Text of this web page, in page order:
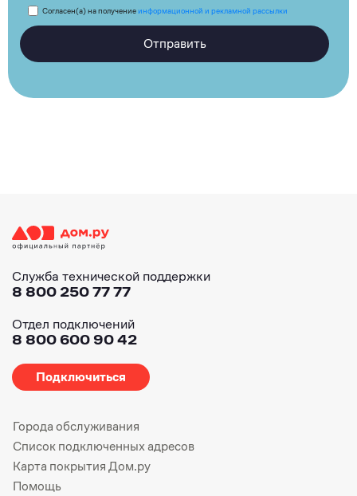
Согласен(а) на получениеинформационной и рекламной рассылки
Отправить
Служба технической поддержки
8 800 250 77 77
Отдел подключений
8 800 600 90 42
Подключиться
Города обслуживания
Список подключенных адресов
Карта покрытия Дом.ру
Помощь